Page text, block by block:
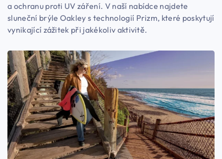
a ochranu proti UV záření. V naší nabídce najdete
sluneční brýle Oakley s technologií Prizm, které poskytují
vynikající zážitek při jakékoliv aktivitě.